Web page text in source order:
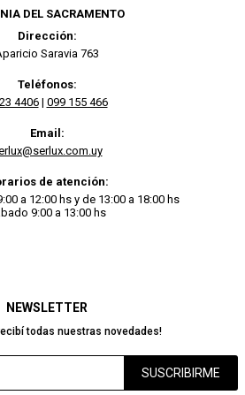
NEWSLETTER
todas nuestras novedades!
SUSCRIBIRME
DEL SACRAMENTO
Dirección:
Saravia 763
Teléfonos:
4406| 099 155 466
Email:
de atención:
a 12:00 hs y de 13:00 a 18:00 hs
9:00 a 13:00 hs